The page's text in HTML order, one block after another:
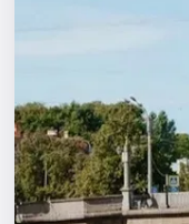
Спорт
События